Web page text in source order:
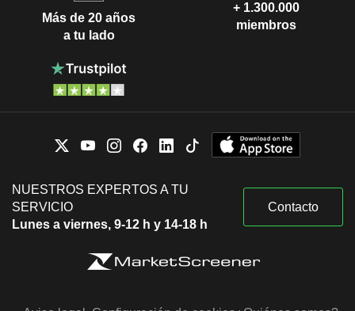
Más de 20 años
a tu lado
+ 1.300.000
miembros
NUESTROS EXPERTOS A TU
SERVICIO
Lunes a viernes, 9-12 h y 14-18 h
Contacto